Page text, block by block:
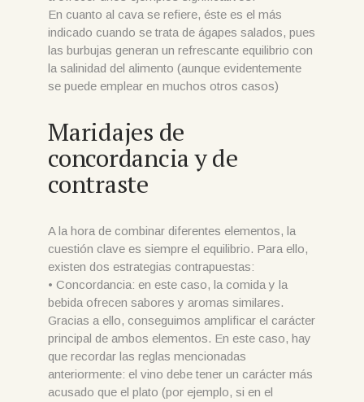
En cuanto al cava se refiere, éste es el más
indicado cuando se trata de ágapes salados, pues
las burbujas generan un refrescante equilibrio con
la salinidad del alimento (aunque evidentemente
se puede emplear en muchos otros casos)
Maridajes de
concordancia y de
contraste
A la hora de combinar diferentes elementos, la
cuestión clave es siempre el equilibrio. Para ello,
existen dos estrategias contrapuestas:
• Concordancia: en este caso, la comida y la
bebida ofrecen sabores y aromas similares.
Gracias a ello, conseguimos amplificar el carácter
principal de ambos elementos. En este caso, hay
que recordar las reglas mencionadas
anteriormente: el vino debe tener un carácter más
acusado que el plato (por ejemplo, si en el